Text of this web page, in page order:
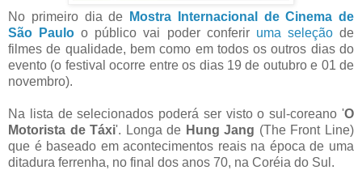
No primeiro dia de
Mostra Internacional de Cinema de
São Paulo o público vai poder conferir uma seleçãode
filmes de qualidade, bem como em todos os outros dias do
evento (o festival ocorre entre os dias 19 de outubro e 01 de
novembro).
Na lista de selecionados poderá ser visto o sul-coreano 'O
Motorista de Táxi'. Longa de Hung Jang (The Front Line)
que é baseado em acontecimentos reais na época de uma
ditadura ferrenha, no final dos anos 70, na Coréia do Sul.